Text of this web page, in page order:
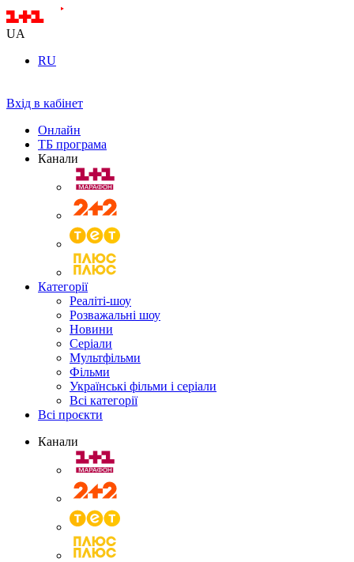
UA
RU
Вхід в кабінет
Онлайн
ТБ програма
Канали
Категорії
Реаліті-шоу
Розважальні шоу
Новини
Серіали
Мультфільми
Фільми
Українські фільми і серіали
Всі категорії
Всі проєкти
Канали